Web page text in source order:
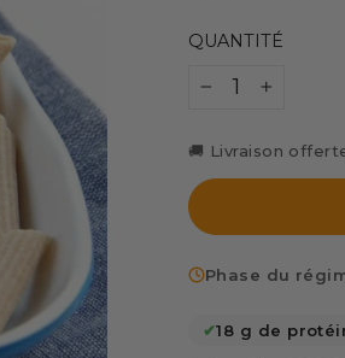
QUANTITÉ
🚚 Livraison
Phase du
✔18 g de